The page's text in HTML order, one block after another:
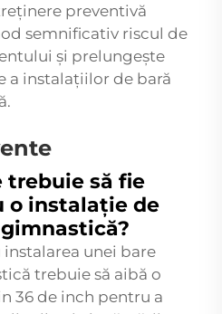
preventivă
semnificativ riscul de
și prelungește
a instalațiilor de bară
trebuie să fie
o instalație de
unei bare
trebuie să aibă o
36 de inch pentru a